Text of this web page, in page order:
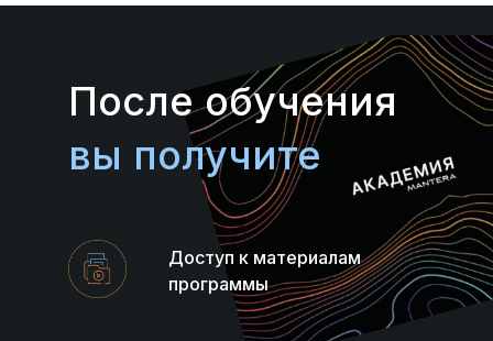
Доступ к материалам
программы
После обучения
вы получите